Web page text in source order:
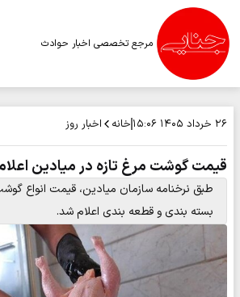
مرجع تخصصی اخبار حوادث
۲۶ خرداد ۱۴۰۵ ۱۵:۰۶ خانه اخبار روز
قیمت گوشت مرغ تازه در میادین
طبق نرخنامه سازمان میادین، قیمت انواع
بسته بندی و قطعه بندی اعلام شد.